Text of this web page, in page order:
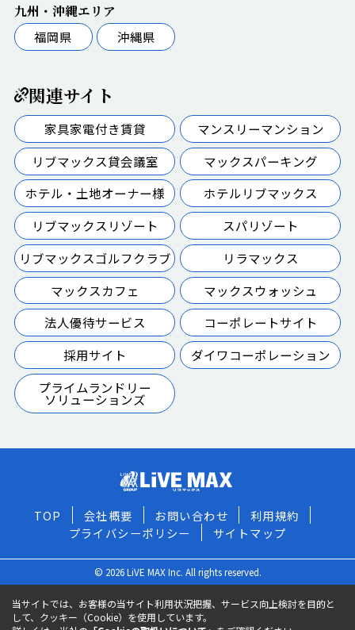
九州・沖縄エリア
福岡県
沖縄県
関連サイト
家具家電付き賃貸
マンスリーマンション
リブマックス貸会議室
マックスパーキング
ホテル・土地オーナー様
ホテルリブマックス
リブマックスリゾート
スパリゾート
リブマックスゴルフクラブ
リラマックス
マックスカフェ
マックスウォッシュ
法人優待サービス
コーポレートサイト
採用サイト
ダイワコーポレーション
プライムランドリー
ソリューションズ
TOP 会社概要 お問い合わせ
利用規約
プライバシーポリシー
サイトマップ
© 2026 LiVE MAX Inc. All rights reserved.
当サイトでは、お客様の当サイト利用状況把握、サービス向上検討を目的と
して、クッキー（Cookie）を使用しています。